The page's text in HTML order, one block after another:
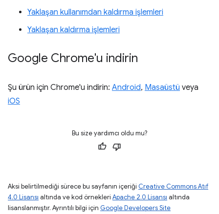
Yaklaşan kullanımdan kaldırma işlemleri
Yaklaşan kaldırma işlemleri
Google Chrome'u indirin
Şu ürün için Chrome'u indirin: Android, Masaüstü veya
iOS
Bu size yardımcı oldu mu?
Aksi belirtilmediği sürece bu sayfanın içeriği Creative Commons Atıf
4.0 Lisansı altında ve kod örnekleri Apache 2.0 Lisansı altında
lisanslanmıştır. Ayrıntılı bilgi için Google Developers Site